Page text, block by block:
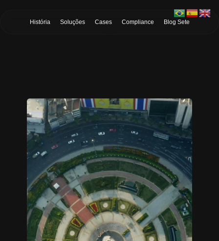
História Soluções Cases Compliance Blog Sete